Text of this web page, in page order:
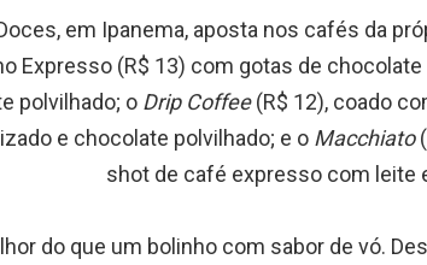
em Ipanema, aposta nos cafés da
Expresso (R$ 13) com gotas de chocolate
polvilhado; o Drip Coffee(R$ 12), coado
e chocolate polvilhado; e o Macchiato
shot de café expresso com leite
do que um bolinho com sabor de vó.